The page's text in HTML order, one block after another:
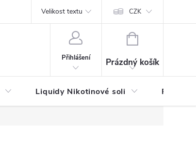
Reklamační řád Vrácení zboží a reklamace
Velikost textu CZK
Přihlášení
NÁKUPNÍ
Prázdný košík
Liquidy Nikotinové soli